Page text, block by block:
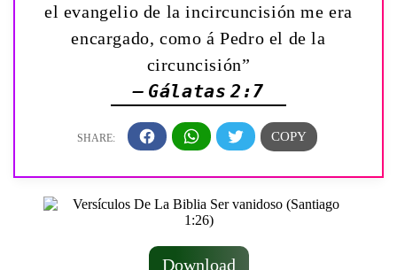
el evangelio de la incircuncisión me era
encargado, como á Pedro el de la
circuncisión”
— Gálatas 2:7
Download